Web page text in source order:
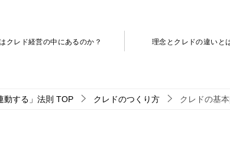
クレド経営の中にあるのか？ 理念とクレドの違いと
動する」法則 TOP クレドのつくり方 クレドの基